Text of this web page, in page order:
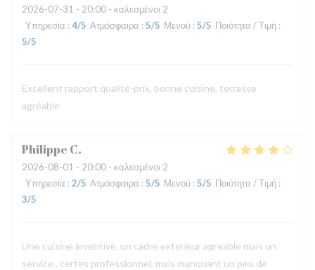
2026-07-31 - 20:00 - καλεσμένοι 2
Υπηρεσία : 4/5 Ατμόσφαιρα : 5/5 Μενού : 5/5 Ποιότητα / Τιμή :
5/5
Excellent rapport qualité-prix, bonne cuisine, terrasse
agréable
Philippe C
2026-08-01 - 20:00 - καλεσμένοι 2
Υπηρεσία : 2/5 Ατμόσφαιρα : 5/5 Μενού : 5/5 Ποιότητα / Τιμή :
3/5
Une cuisine inventive, un cadre exterieur agreable mais un
service , certes professionnel, mais manquant un peu de